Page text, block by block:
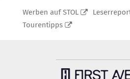
Werben auf STOL
Tourentipps